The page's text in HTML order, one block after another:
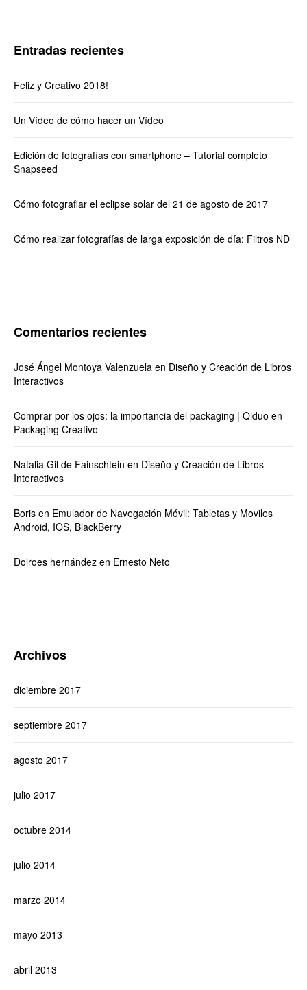
Entradas recientes
Feliz y Creativo 2018!
Un Vídeo de cómo hacer un Vídeo
Edición de fotografías con smartphone – Tutorial completo
Snapseed
Cómo fotografiar el eclipse solar del 21 de agosto de 2017
Cómo realizar fotografías de larga exposición de día: Filtros ND
Comentarios recientes
José Ángel Montoya Valenzuela en Diseño y Creación de Libros
Interactivos
Comprar por los ojos: la importancia del packaging | Qiduo en
Packaging Creativo
Natalia Gil de Fainschtein en Diseño y Creación de Libros
Interactivos
Boris en Emulador de Navegación Móvil: Tabletas y Moviles
Android, IOS, BlackBerry
Dolroes hernández en Ernesto Neto
Archivos
diciembre 2017
septiembre 2017
agosto 2017
julio 2017
octubre 2014
julio 2014
marzo 2014
mayo 2013
abril 2013